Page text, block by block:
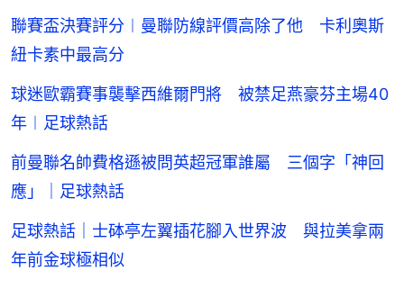
聯賽盃決賽評分︱曼聯防線評價高除了他 卡利奧斯
紐卡素中最高分
球迷歐霸賽事襲擊西維爾門將 被禁足燕豪芬主場40
年︱足球熱話
前曼聯名帥費格遜被問英超冠軍誰屬 三個字「神回
應」｜足球熱話
足球熱話｜士砵亭左翼插花腳入世界波 與拉美拿兩
年前金球極相似